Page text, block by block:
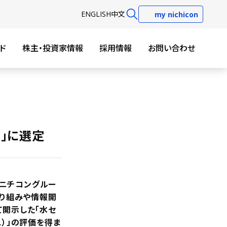
ENGLISH中文 my nichicon
株主・投資家情報 採用情報 お問い合わせ
に選定
チコングルー
組みや情報開
開示した「水セ
」の評価を得ま